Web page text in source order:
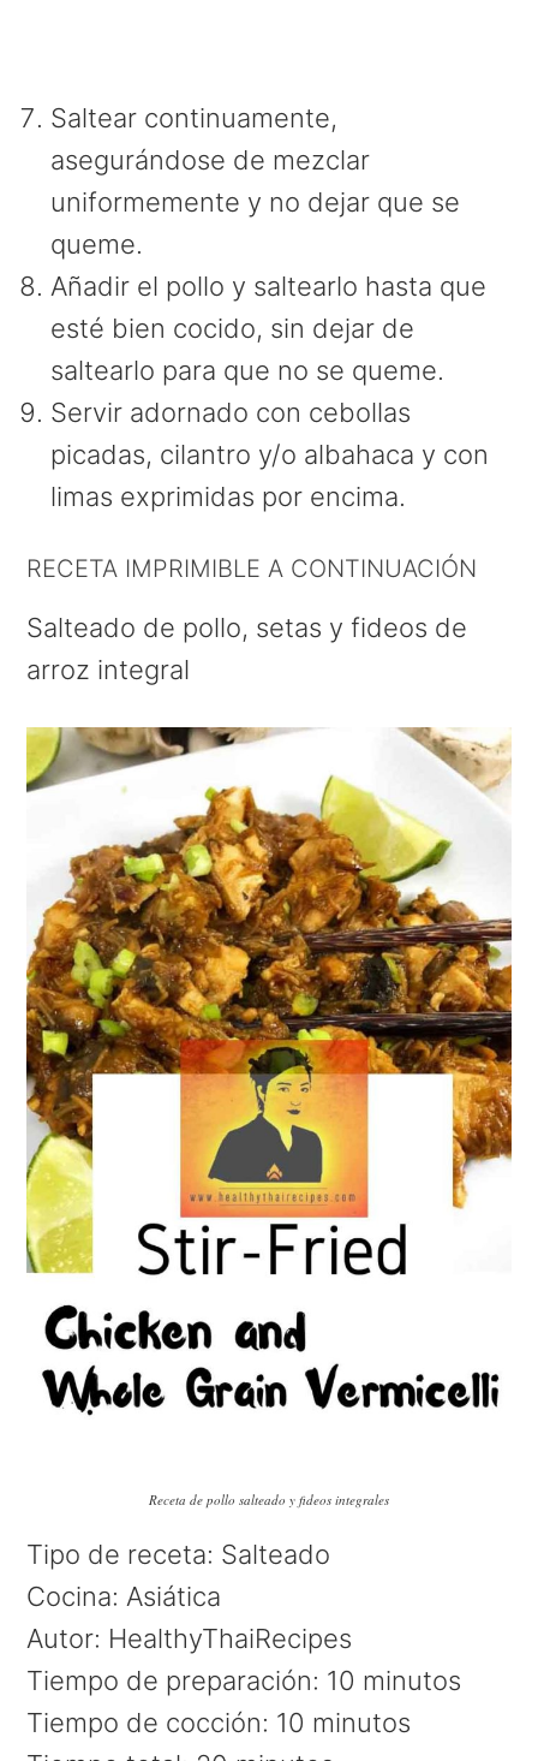
Saltear continuamente,
asegurándose de mezclar
uniformemente y no dejar que se
queme.
Añadir el pollo y saltearlo hasta que
esté bien cocido, sin dejar de
saltearlo para que no se queme.
Servir adornado con cebollas
picadas, cilantro y/o albahaca y con
limas exprimidas por encima.
RECETA IMPRIMIBLE A CONTINUACIÓN
Salteado de pollo, setas y fideos de
arroz integral
Receta de pollo salteado y fideos integrales
Tipo de receta: Salteado
Cocina: Asiática
Autor: HealthyThaiRecipes
Tiempo de preparación: 10 minutos
Tiempo de cocción: 10 minutos